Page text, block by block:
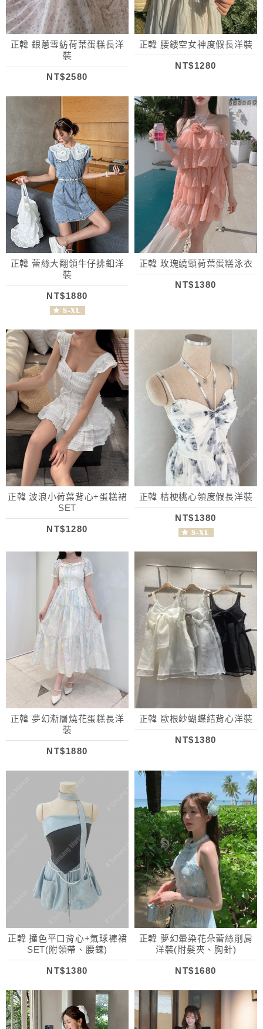
正韓 銀蔥雪紡荷葉蛋糕長洋
裝
NT$2580
正韓 腰鏤空女神度假長洋裝
NT$1280
正韓 蕾絲大翻領牛仔排釦洋
裝
NT$1880
正韓 玫瑰繞頸荷葉蛋糕泳衣
NT$1380
正韓 波浪小荷葉背心+蛋糕裙
SET
NT$1280
正韓 桔梗桃心領度假長洋裝
NT$1380
正韓 夢幻漸層燒花蛋糕長洋
裝
NT$1880
正韓 歐根紗蝴蝶結背心洋裝
NT$1380
正韓 撞色平口背心+氣球褲裙
SET(附領帶、腰鍊)
NT$1380
正韓 夢幻暈染花朵蕾絲削肩
洋裝(附髮夾、胸針)
NT$1680